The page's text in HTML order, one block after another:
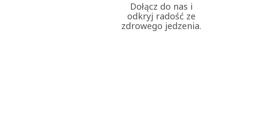
Dołącz do nas i
odkryj radość ze
zdrowego jedzenia.